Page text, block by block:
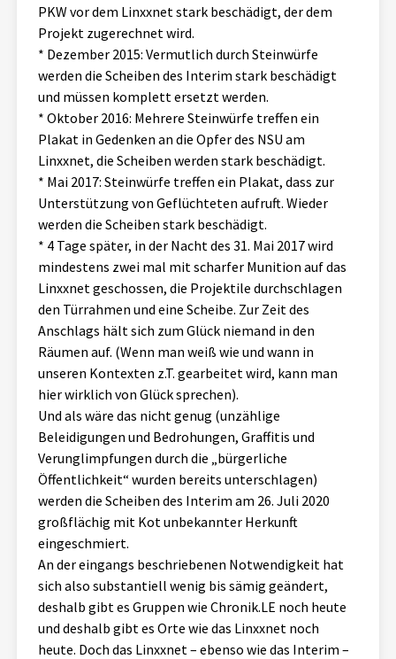
PKW vor dem Linxxnet stark beschädigt, der dem
Projekt zugerechnet wird.
* Dezember 2015: Vermutlich durch Steinwürfe
werden die Scheiben des Interim stark beschädigt
und müssen komplett ersetzt werden.
* Oktober 2016: Mehrere Steinwürfe treffen ein
Plakat in Gedenken an die Opfer des NSU am
Linxxnet, die Scheiben werden stark beschädigt.
* Mai 2017: Steinwürfe treffen ein Plakat, dass zur
Unterstützung von Geflüchteten aufruft. Wieder
werden die Scheiben stark beschädigt.
* 4 Tage später, in der Nacht des 31. Mai 2017 wird
mindestens zwei mal mit scharfer Munition auf das
Linxxnet geschossen, die Projektile durchschlagen
den Türrahmen und eine Scheibe. Zur Zeit des
Anschlags hält sich zum Glück niemand in den
Räumen auf. (Wenn man weiß wie und wann in
unseren Kontexten z.T. gearbeitet wird, kann man
hier wirklich von Glück sprechen).
Und als wäre das nicht genug (unzählige
Beleidigungen und Bedrohungen, Graffitis und
Verunglimpfungen durch die „bürgerliche
Öffentlichkeit“ wurden bereits unterschlagen)
werden die Scheiben des Interim am 26. Juli 2020
großflächig mit Kot unbekannter Herkunft
eingeschmiert.
An der eingangs beschriebenen Notwendigkeit hat
sich also substantiell wenig bis sämig geändert,
deshalb gibt es Gruppen wie Chronik.LE noch heute
und deshalb gibt es Orte wie das Linxxnet noch
heute. Doch das Linxxnet – ebenso wie das Interim –